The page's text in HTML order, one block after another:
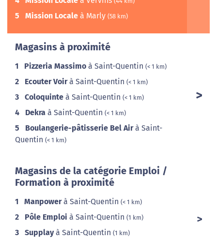
5 Mission Locale à Marly (58 km)
Magasins à proximité
1 Pizzeria Massimo à Saint-Quentin (< 1 km)
2 Ecouter Voirà Saint-Quentin (< 1 km)
3 Coloquinte à Saint-Quentin (< 1 km)
4 Dekra à Saint-Quentin (< 1 km)
5 Boulangerie-pâtisserie Bel Airà Saint-
Quentin (< 1 km)
Magasins de la catégorie Emploi /
Formation à proximité
1 Manpowerà Saint-Quentin (< 1 km)
2 Pôle Emploi à Saint-Quentin (1 km)
3 Supplayà Saint-Quentin (1 km)